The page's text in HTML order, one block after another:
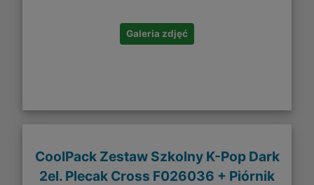
Galeria zdjęć
CoolPack Zestaw Szkolny K-Pop Dark
2el. Plecak Cross F026036 + Piórnik